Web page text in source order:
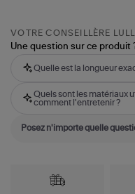
VOTRE CONSEILLÈRE LULLI
Une question sur ce produit
Quelle est la longueur
Quels sont les matériaux
comment l'entretenir ?